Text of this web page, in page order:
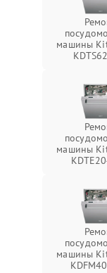
машины
машины
машины